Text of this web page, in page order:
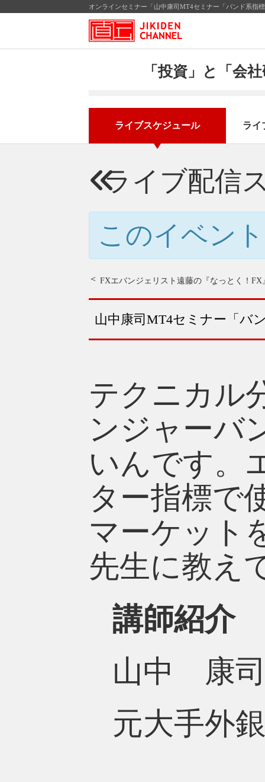
オンラインセミナー「山中康司MT4セミナー「バンド系指
「投資」と「会
ライブスケジュール ライ
ライブ配信
このイベン
FXエバンジェリスト遠藤の『なっとく！FX
山中康司MT4セミナー「バ
テクニカル
ンジャーバ
いんです。
ター指標で
マーケット
先生に教え
講師紹介
山中 康
元大手外